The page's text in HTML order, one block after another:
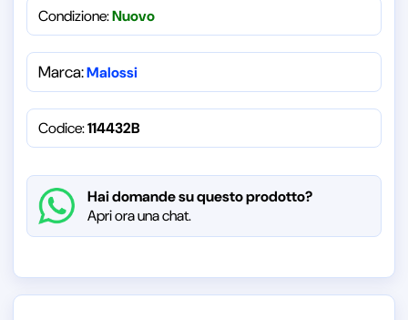
Condizione:Nuovo
Marca:Malossi
Codice:114432B
Hai domande su questo prodotto?
Apri ora una chat.